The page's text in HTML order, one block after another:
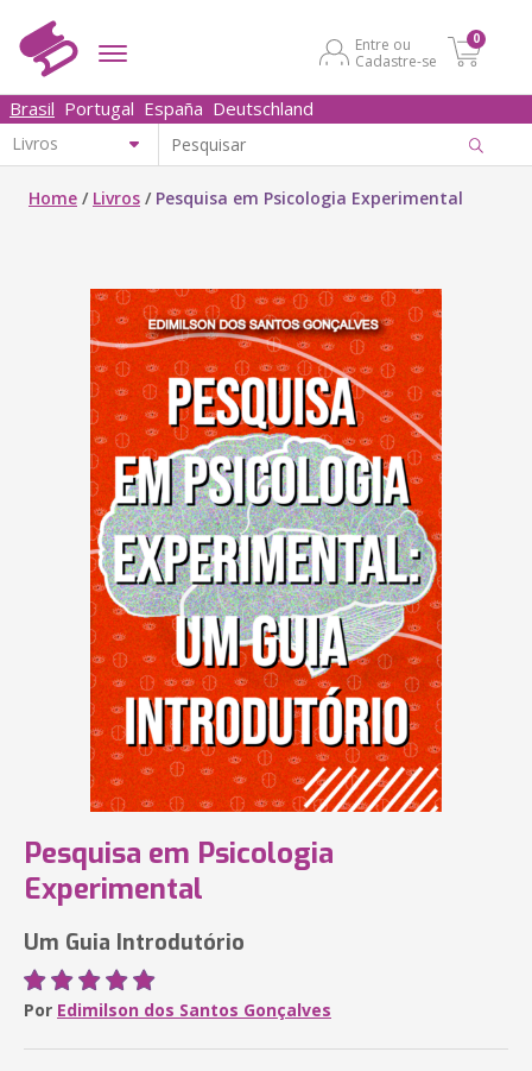
Entre ou
Cadastre-se
0
Brasil Portugal España Deutschland
Home / Livros / Pesquisa em Psicologia Experimental
Pesquisa em Psicologia
Experimental
Um Guia Introdutório
Por Edimilson dos Santos Gonçalves